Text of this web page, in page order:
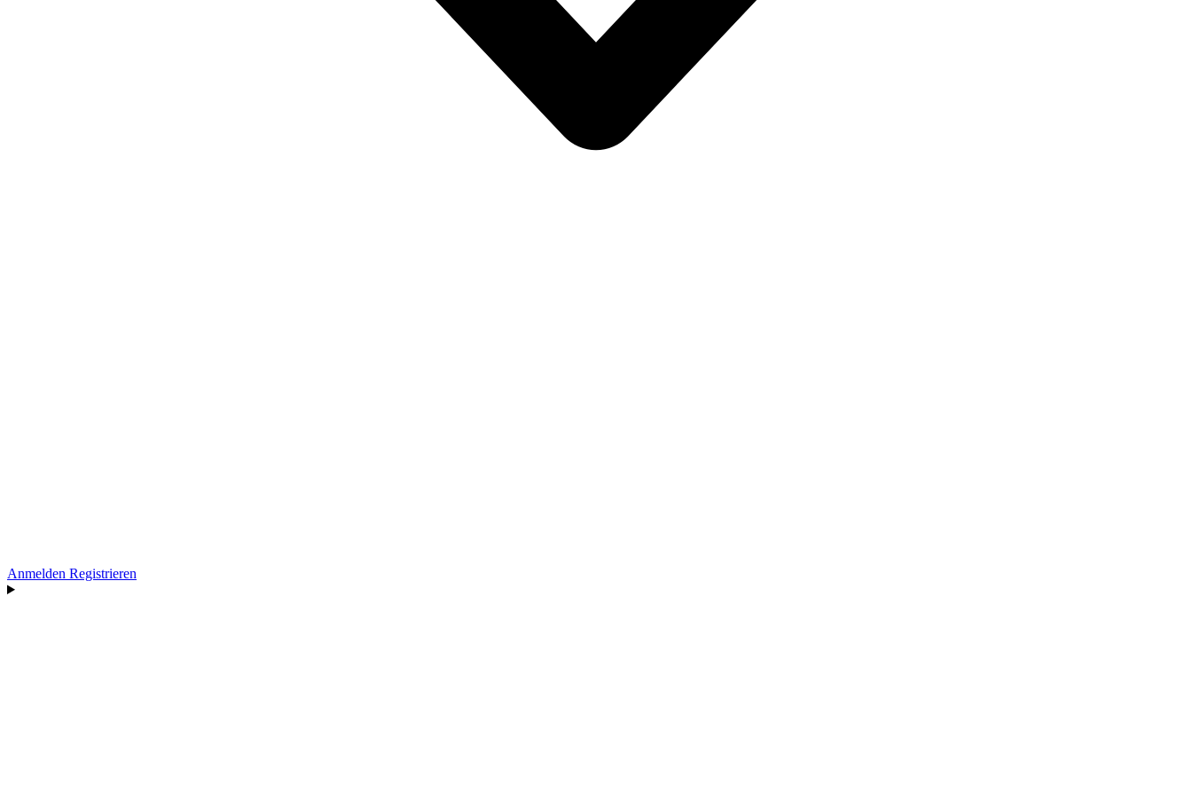
Anmelden Registrieren